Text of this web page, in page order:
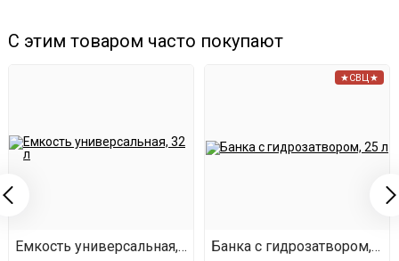
С этим товаром часто покупают
Емкость универсальная, 32 л
★СВЦ★
Банка с гидрозатвором, 25